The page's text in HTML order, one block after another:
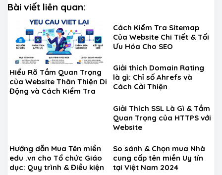
Bài viết liên quan:
Hiểu Rõ Tầm Quan Trọng
của Website Thân Thiện Di
Động và Cách Kiểm Tra
Cách Kiểm Tra Sitemap
Của Website Chi Tiết & Tối
Ưu Hóa Cho SEO
Giải thích Domain Rating
là gì: Chỉ số Ahrefs và
Cách Cải Thiện
Giải Thích SSL Là Gì & Tầm
Quan Trọng của HTTPS với
Website
Hướng dẫn Mua Tên miền
edu .vn cho Tổ chức Giáo
dục: Quy trình & Điều kiện
So sánh & Chọn mua Nhà
cung cấp tên miền Uy tín
tại Việt Nam 2024